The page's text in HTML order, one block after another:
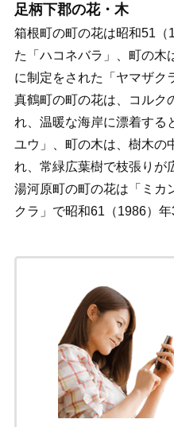
足柄下郡の花・木
箱根町の町の花は昭和51
た「ハコネバラ」、町の木
に制定をされた「ヤマザク
真鶴町の町の花は、コルク
れ、温暖な海岸に漂着する
ユウ」、町の木は、樹木の
れ、常緑広葉樹で枝張りが
湯河原町の町の花は「ミカ
クラ」で昭和61（1986）